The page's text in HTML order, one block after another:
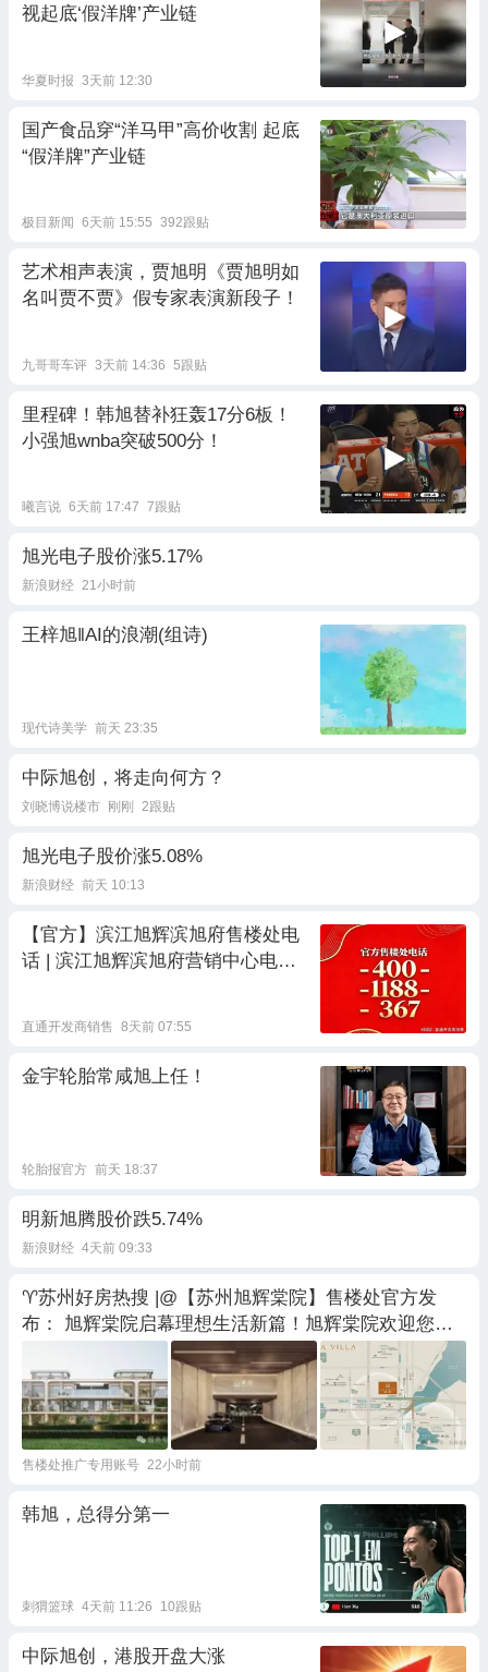
视起底‘假洋牌’产业链
华夏时报 3天前 12:30
国产食品穿“洋马甲”高价收割 起底
“假洋牌”产业链
极目新闻 6天前 15:55 392跟贴
艺术相声表演，贾旭明《贾旭明如
名叫贾不贾》假专家表演新段子！
九哥哥车评 3天前 14:36 5跟贴
里程碑！韩旭替补狂轰17分6板！
小强旭wnba突破500分！
曦言说 6天前 17:47 7跟贴
旭光电子股价涨5.17%
新浪财经 21小时前
王梓旭‖AI的浪潮(组诗)
现代诗美学 前天 23:35
中际旭创，将走向何方？
刘晓博说楼市 刚刚 2跟贴
旭光电子股价涨5.08%
新浪财经 前天 10:13
【官方】滨江旭辉滨旭府售楼处电
话 | 滨江旭辉滨旭府营销中心电
直通开发商销售 8天前 07:55
金宇轮胎常咸旭上任！
轮胎报官方 前天 18:37
明新旭腾股价跌5.74%
新浪财经 4天前 09:33
♈苏州好房热搜 |@【苏州旭辉棠院】售楼处官方发
布： 旭辉棠院启幕理想生活新篇！旭辉棠院欢迎您的
售楼处推广专用账号 22小时前
韩旭，总得分第一
刺猬篮球 4天前 11:26 10跟贴
中际旭创，港股开盘大涨